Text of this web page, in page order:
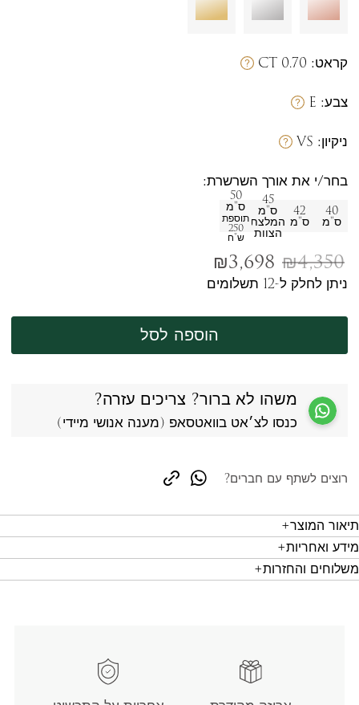
קראט: 0.70 CT
צבע: E
ניקיון: VS
בחר/י את אורך השרשרת:
40
ס"מ
42
ס"מ
45
ס"מ
המלצת
הצוות
50
ס"מ
תוספת
250
ש"ח
₪4,350
₪3,698
ניתן לחלק ל-12 תשלומים
הוספה לסל
משהו לא ברור? צריכים עזרה?
כנסו לצ׳אט בוואטסאפ (מענה אנושי מיידי)
רוצים לשתף עם חברים?
whatsapp
copy link
תיאור המוצר
מידע ואחריות
משלוחים והחזרות